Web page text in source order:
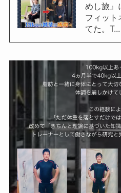
めし旅』
フィット
てた。T...